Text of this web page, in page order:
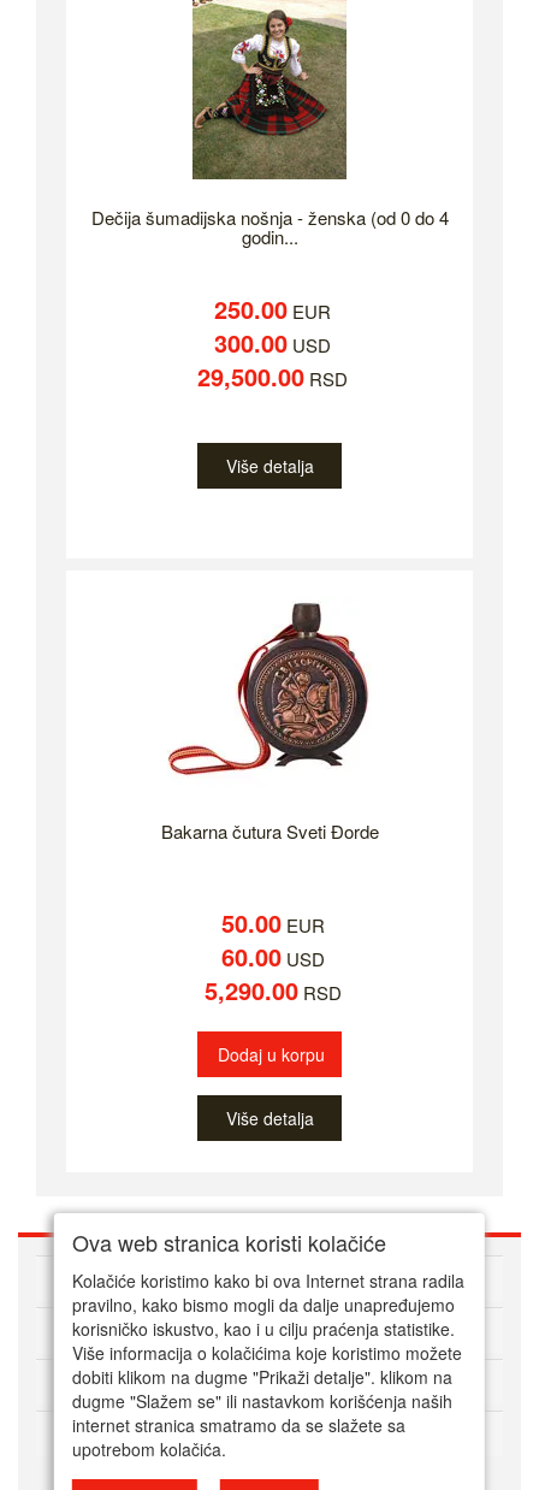
Dečija šumadijska nošnja - ženska (od 0 do 4
godin...
250.00 EUR
300.00 USD
29,500.00 RSD
Više detalja
Bakarna čutura Sveti Đorde
50.00EUR
60.00USD
5,290.00RSD
Dodaj u korpu
Više detalja
O nama
Kako kupovati online
Korisnički servis
Način plaćanja
Ova web stranica koristi kolačiće
Kolačiće koristimo kako bi ova Internet strana radila
pravilno, kako bismo mogli da dalje unapređujemo
korisničko iskustvo, kao i u cilju praćenja statistike.
Više informacija o kolačićima koje koristimo možete
dobiti klikom na dugme "Prikaži detalje". klikom na
dugme "Slažem se" ili nastavkom korišćenja naših
internet stranica smatramo da se slažete sa
upotrebom kolačića.